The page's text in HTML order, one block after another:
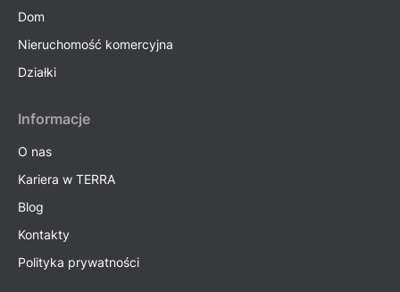
Dom
Nieruchomość komercyjna
Działki
Informacje
O nas
Kariera w TERRA
Blog
Kontakty
Polityka prywatności